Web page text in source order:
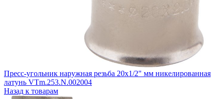
Пресс-угольник наружная резьба 20х1/2" мм никелированная
латунь VTm.253.N.002004
Назад к товарам